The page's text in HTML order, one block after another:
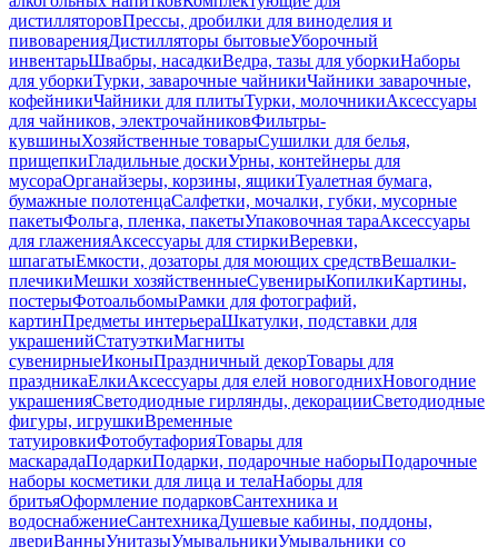
дистилляторовПрессы, дробилки для виноделия и
пивоваренияДистилляторы бытовыеУборочный
инвентарьШвабры, насадкиВедра, тазы для уборкиНаборы
для уборкиТурки, заварочные чайникиЧайники заварочные,
кофейникиЧайники для плитыТурки, молочникиАксессуары
для чайников, электрочайниковФильтры-
кувшиныХозяйственные товарыСушилки для белья,
прищепкиГладильные доскиУрны, контейнеры для
мусораОрганайзеры, корзины, ящикиТуалетная бумага,
бумажные полотенцаСалфетки, мочалки, губки, мусорные
пакетыФольга, пленка, пакетыУпаковочная тараАксессуары
для глаженияАксессуары для стиркиВеревки,
шпагатыЕмкости, дозаторы для моющих средствВешалки-
плечикиМешки хозяйственныеСувенирыКопилкиКартины,
постерыФотоальбомыРамки для фотографий,
картинПредметы интерьераШкатулки, подставки для
украшенийСтатуэткиМагниты
сувенирныеИконыПраздничный декорТовары для
праздникаЕлкиАксессуары для елей новогоднихНовогодние
украшенияСветодиодные гирлянды, декорацииСветодиодные
фигуры, игрушкиВременные
татуировкиФотобутафорияТовары для
маскарадаПодаркиПодарки, подарочные наборыПодарочные
наборы косметики для лица и телаНаборы для
бритьяОформление подарковСантехника и
водоснабжениеСантехникаДушевые кабины, поддоны,
двериВанныУнитазыУмывальникиУмывальники со